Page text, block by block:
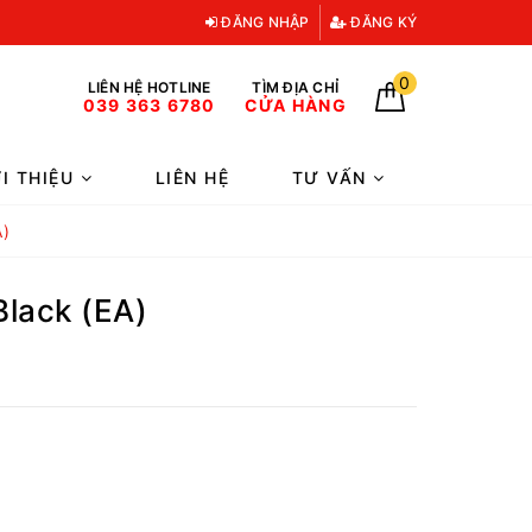
ĐĂNG NHẬP ĐĂNG KÝ
LIÊN HỆ HOTLINE
039 363 6780
TÌM ĐỊA CHỈ
CỬA HÀNG
0
THIỆU LIÊN HỆ TƯ VẤN
(EA)